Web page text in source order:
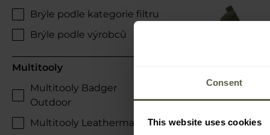
Consent
This website uses cookies
Brýle podle kategorie filtru
Brýle podle výrobců
Multitooly
Multitooly Badger
Outdoor
Multitooly Leatherman
BESTSELLER
Plazmový